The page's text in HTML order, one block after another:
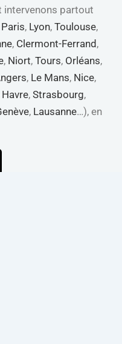
intervenons partout
Paris, Lyon, Toulouse,
, Clermont-Ferrand,
, Niort, Tours, Orléans,
, Le Mans, Nice,
Havre, Strasbourg,
, Lausanne…), en